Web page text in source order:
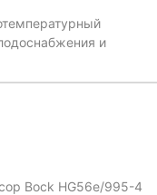
и
Bock HG56e/995-4